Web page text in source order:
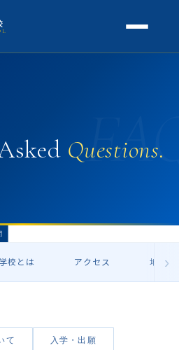
Questions.
校とは アクセス 地方
›
て 入学・出願